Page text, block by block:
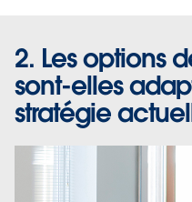
2. Les options
sont-elles
stratégie